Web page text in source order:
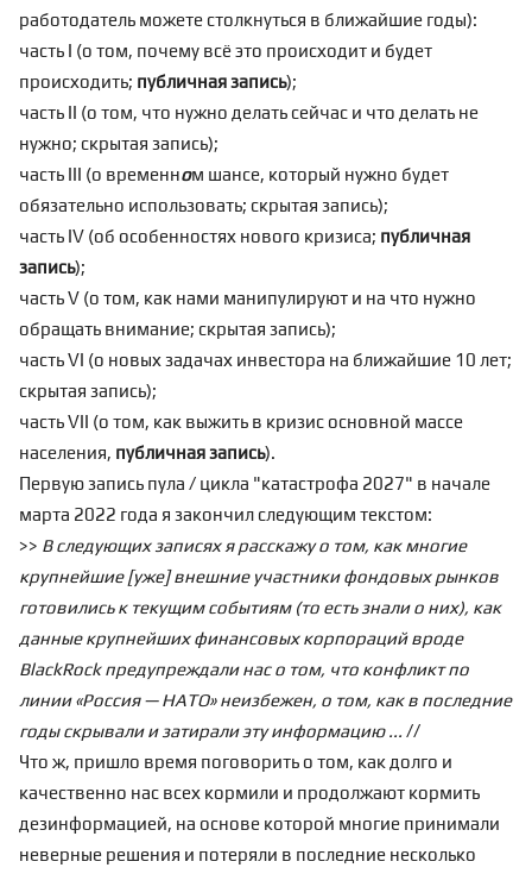
работодатель можете столкнуться в ближайшие годы):
часть I (о том, почему всё это происходит и будет
происходить; публичная запись);
часть II (о том, что нужно делать сейчас и что делать не
нужно; скрытая запись);
часть III (о временном шансе, который нужно будет
обязательно использовать; скрытая запись);
часть IV (об особенностях нового кризиса; публичная
запись);
часть V (о том, как нами манипулируют и на что нужно
обращать внимание; скрытая запись);
часть VI (о новых задачах инвестора на ближайшие 10 лет;
скрытая запись);
часть VII (о том, как выжить в кризис основной массе
населения, публичная запись).
Первую запись пула / цикла "катастрофа 2027" в начале
марта 2022 года я закончил следующим текстом:
>> В следующих записях я расскажу о том, как многие
крупнейшие [уже] внешние участники фондовых рынков
готовились к текущим событиям (то есть знали о них), как
данные крупнейших финансовых корпораций вроде
BlackRockпредупреждали нас о том, что конфликт по
линии «Россия — НАТО» неизбежен, о том, как в последние
годы скрывали и затирали эту информацию ... //
Что ж, пришло время поговорить о том, как долго и
качественно нас всех кормили и продолжают кормить
дезинформацией, на основе которой многие принимали
неверные решения и потеряли в последние несколько